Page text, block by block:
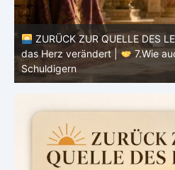
ZURÜCK ZUR QUELLE DES
das Herz verändert |
7.Wie
Schuldigern